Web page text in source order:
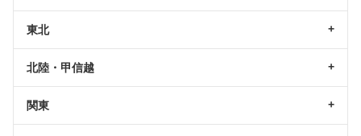
東北
北陸・甲信越
関東